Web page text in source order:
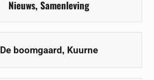
Nieuws, Samenleving
De boomgaard, Kuurne